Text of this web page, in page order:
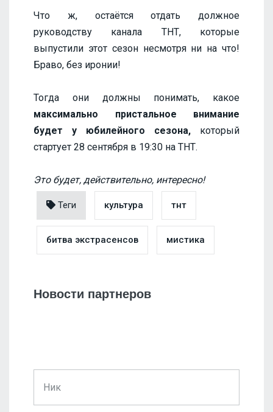
Что ж, остаётся отдать должное
руководству канала ТНТ, которые
выпустили этот сезон несмотря ни на что!
Браво, без иронии!
Тогда они должны понимать, какое
максимально пристальное внимание
будет у юбилейного сезона, который
стартует 28 сентября в 19:30 на ТНТ.
Это будет, действительно, интересно!
Теги культура тнт
битва экстрасенсов мистика
Новости партнеров